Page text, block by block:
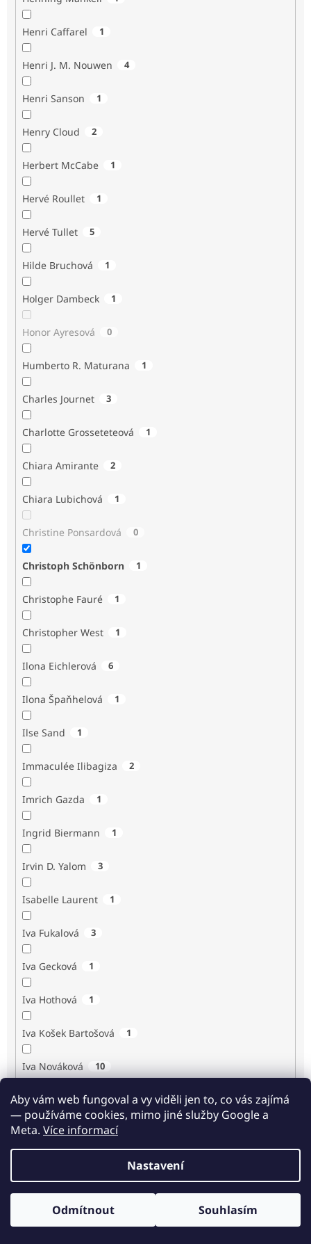
Aby vám web fungoval a vy viděli jen to, co vás zajímá
— používáme cookies, mimo jiné služby Google a
Meta. Více informací
Nastavení
Odmítnout Souhlasím
Henri Caffarel 1
Henri J. M. Nouwen 4
Henri Sanson 1
Henry Cloud 2
Herbert McCabe 1
Hervé Roullet 1
Hervé Tullet 5
Hilde Bruchová 1
Holger Dambeck 1
Honor Ayresová 0
Humberto R. Maturana 1
Charles Journet 3
Charlotte Grosseteteová 1
Chiara Amirante 2
Chiara Lubichová 1
Christine Ponsardová 0
Christoph Schönborn 1
Christophe Fauré 1
Christopher West 1
Ilona Eichlerová 6
Ilona Špaňhelová 1
Ilse Sand 1
Immaculée Ilibagiza 2
Imrich Gazda 1
Ingrid Biermann 1
Irvin D. Yalom 3
Isabelle Laurent 1
Iva Fukalová 3
Iva Gecková 1
Iva Hothová 1
Iva Košek Bartošová 1
Iva Nováková 10
Iva Procházková 1
Ivan Renč 1
Odběr novinek